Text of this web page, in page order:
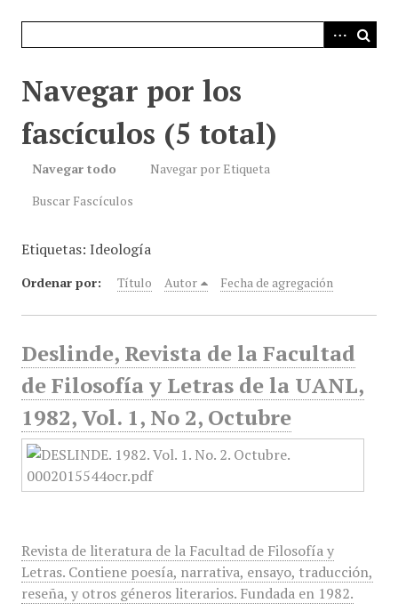
Navegar por los
fascículos (5 total)
Navegar todo
Navegar por Etiqueta
Buscar Fascículos
Etiquetas: Ideología
Ordenar por: Título Autor Fecha de agregación
Deslinde, Revista de la Facultad
de Filosofía y Letras de la UANL,
1982, Vol. 1, No 2, Octubre
Revista de literatura de la Facultad de Filosofía y
Letras. Contiene poesía, narrativa, ensayo, traducción,
reseña, y otros géneros literarios. Fundada en 1982.